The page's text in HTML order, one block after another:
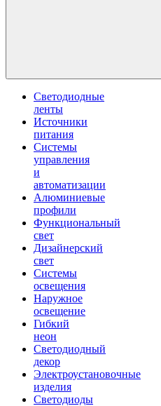
Светодиодные
ленты
Источники
питания
Системы
управления
и
автоматизации
Алюминиевые
профили
Функциональный
свет
Дизайнерский
свет
Системы
освещения
Наружное
освещение
Гибкий
неон
Светодиодный
декор
Электроустановочные
изделия
Светодиоды